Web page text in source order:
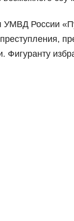
России
Фигуранту